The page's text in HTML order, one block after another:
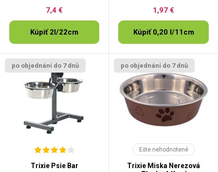
7,4 €
Kúpiť 2l/22cm
1,97 €
Kúpiť 0,20 l/11cm
po objednání do 7 dnů
Trixie Psie Bar
po objednání do 7 dnů
Ešte nehodnotené
Trixie Miska Nerezová